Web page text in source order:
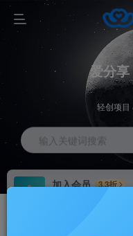
爱分
轻创项目
输入关键词搜索
加入会员
3.3折